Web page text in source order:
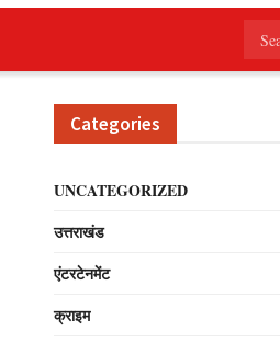
Categories
UNCATEGORIZED
उत्तराखंड
एंटरटेनमेंट
क्राइम